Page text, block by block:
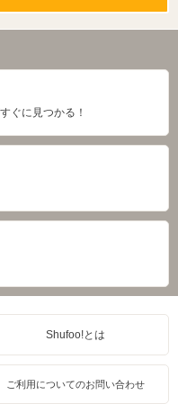
ぐに見つかる！
Shufoo!とは
ご利用についてのお問い合わせ